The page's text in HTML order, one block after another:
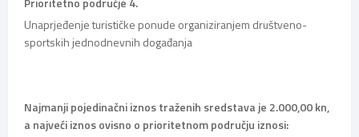
Unaprjeđenje turističke ponude organiziranjem društveno-
sportskih jednodnevnih događanja
Najmanji pojedinačni iznos traženih sredstava je 2.000,00 kn,
a najveći iznos ovisno o prioritetnom području iznosi: